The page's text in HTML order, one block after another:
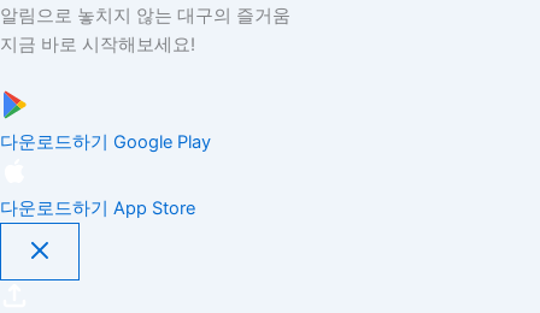
알림으로 놓치지 않는 대구의 즐거움
지금 바로 시작해보세요!
다운로드하기 Google Play
다운로드하기 App Store